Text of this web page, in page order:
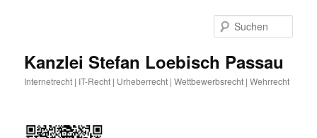
Kanzlei Stefan Loebisch Passau
Internetrecht | IT-Recht | Urheberrecht | Wettbewerbsrecht | Wehrrecht